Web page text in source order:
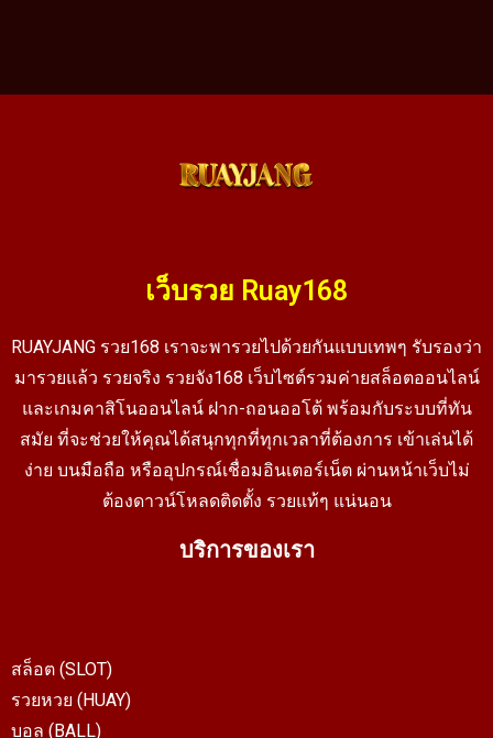
เว็บรวย Ruay168
RUAYJANG รวย168 เราจะพารวยไปด้วยกันแบบเทพๆ รับรองว่า
มารวยแล้ว รวยจริง รวยจัง168 เว็บไซต์รวมค่ายสล็อตออนไลน์
และเกมคาสิโนออนไลน์ ฝาก-ถอนออโต้ พร้อมกับระบบที่ทัน
สมัย ที่จะช่วยให้คุณได้สนุกทุกที่ทุกเวลาที่ต้องการ เข้าเล่นได้
ง่าย บนมือถือ หรืออุปกรณ์เชื่อมอินเตอร์เน็ต ผ่านหน้าเว็บไม่
ต้องดาวน์โหลดติดตั้ง รวยแท้ๆ แน่นอน
บริการของเรา
สล็อต (SLOT)
รวยหวย (HUAY)
บอล (BALL)